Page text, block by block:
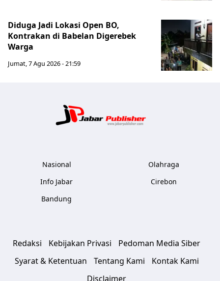
Diduga Jadi Lokasi Open BO,
Kontrakan di Babelan Digerebek
Warga
Jumat, 7 Agu 2026 - 21:59
Nasional
Info Jabar
Bandung
Olahraga
Cirebon
Redaksi Kebijakan Privasi
Pedoman Media Siber
Syarat & Ketentuan
Tentang Kami
Kontak Kami
Disclaimer